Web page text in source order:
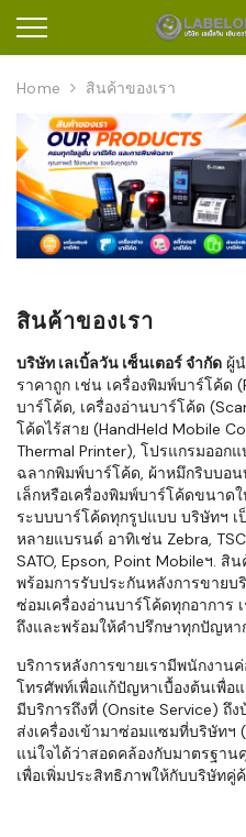
Home สินค้าของเรา
สินค้าของเรา
บริษัท เลเบิ้ลวัน เซ็นเตอร์ จำกัด ผู้
ราคาถูก เช่น เครื่องพิมพ์บาร์โค้ด
บาร์โค้ด, เครื่องอ่านบาร์โค้ด
โค้ดไร้สาย (HandHeld Mobile
Thermal Printer), โปรแกรมออก
ฉลากพิมพ์บาร์โค้ด, ผ้าหมึกริบบอ
เล็กหรือเครื่องพิมพ์บาร์โค้ดขนาด
ระบบบาร์โค้ดทุกรูปแบบ บริษัทฯ
หลายแบรนด์ อาทิเช่น Zebra,
SATO, Epson, Point Mobileฯ.
พร้อมการรับประกันหลังการขายบ
ซ่อมเครื่องอ่านบาร์โค้ดทุกอาการ
ถึงและพร้อมให้คำปรึกษาทุกปัญหา
บริการหลังการขายเรามีพนักงาน
โทรศัพท์เพื่อแก้ปัญหาเบื้องต้นเพื่อ
มีบริการถึงที่ (Onsite Service) ถึ
ส่งเครื่องเข้ามาซ่อมแซมที่บริษัทฯ
แน่ใจได้ว่าสอดคล้องกับมาตรฐา
เพื่อเพิ่มประสิทธิภาพให้กับบริษัทคู่